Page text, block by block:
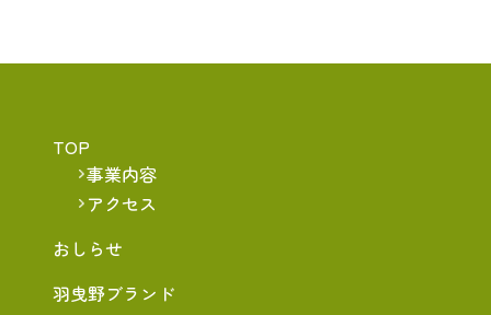
TOP
事業内容
アクセス
おしらせ
羽曳野ブランド